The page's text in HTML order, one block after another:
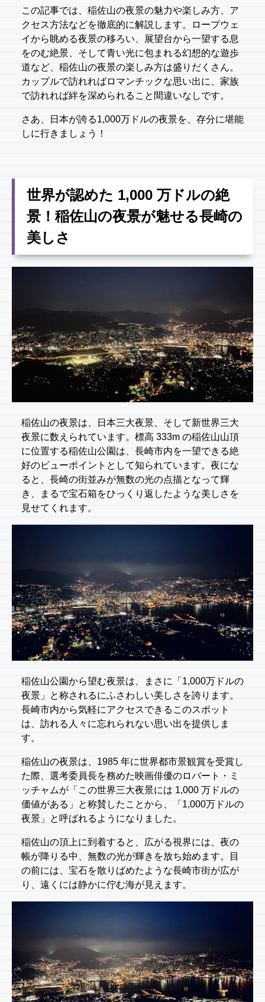
この記事では、稲佐山の夜景の魅力や楽しみ方、ア
クセス方法などを徹底的に解説します。ロープウェ
イから眺める夜景の移ろい、展望台から一望する息
をのむ絶景、そして青い光に包まれる幻想的な遊歩
道など、稲佐山の夜景の楽しみ方は盛りだくさん。
カップルで訪れればロマンチックな思い出に、家族
で訪れれば絆を深められること間違いなしです。
さあ、日本が誇る1,000万ドルの夜景を、存分に堪能
しに行きましょう！
世界が認めた 1,000 万ドルの絶
景！稲佐山の夜景が魅せる長崎の
美しさ
稲佐山の夜景は、日本三大夜景、そして新世界三大
夜景に数えられています。標高 333m の稲佐山山頂
に位置する稲佐山公園は、長崎市内を一望できる絶
好のビューポイントとして知られています。夜にな
ると、長崎の街並みが無数の光の点描となって輝
き、まるで宝石箱をひっくり返したような美しさを
見せてくれます。
稲佐山公園から望む夜景は、まさに「1,000万ドルの
夜景」と称されるにふさわしい美しさを誇ります。
長崎市内から気軽にアクセスできるこのスポット
は、訪れる人々に忘れられない思い出を提供しま
す。
稲佐山の夜景は、1985 年に世界都市景観賞を受賞し
た際、選考委員長を務めた映画俳優のロバート・ミ
ッチャムが「この世界三大夜景には 1,000 万ドルの
価値がある」と称賛したことから、「1,000万ドルの
夜景」と呼ばれるようになりました。
稲佐山の頂上に到着すると、広がる視界には、夜の
帳が降りる中、無数の光が輝きを放ち始めます。目
の前には、宝石を散りばめたような長崎市街が広が
り、遠くには静かに佇む海が見えます。